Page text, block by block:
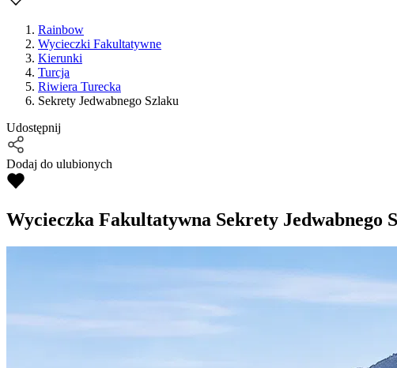
Rainbow
Wycieczki Fakultatywne
Kierunki
Turcja
Riwiera Turecka
Sekrety Jedwabnego Szlaku
Udostępnij
Dodaj do ulubionych
Wycieczka Fakultatywna Sekrety Jedwabnego